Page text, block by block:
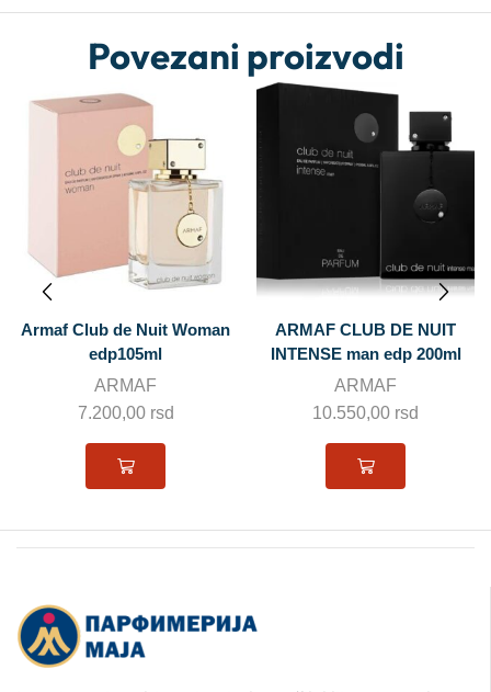
Povezani proizvodi
Woman
ARMAF CLUB DE NUIT
INTENSE man edp 200ml
Prada Luna